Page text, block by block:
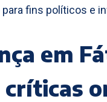
para fins políticos e
em